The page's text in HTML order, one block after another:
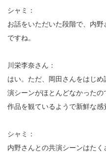
シャミ：
お話をいただいた段階で、内
ですね。
川栄李奈さん：
はい。ただ、岡田さんをはじ
演シーンがほとんどなかった
作品を観ているようで新鮮な感
シャミ：
内野さんとの共演シーンはた